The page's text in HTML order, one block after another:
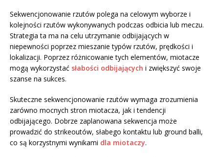
Sekwencjonowanie rzutów polega na celowym wyborze i
kolejności rzutów wykonywanych podczas odbicia lub meczu.
Strategia ta ma na celu utrzymanie odbijających w
niepewności poprzez mieszanie typów rzutów, prędkości i
lokalizacji. Poprzez różnicowanie tych elementów, miotacze
mogą wykorzystać słabości odbijających i zwiększyć swoje
szanse na sukces.
Skuteczne sekwencjonowanie rzutów wymaga zrozumienia
zarówno mocnych stron miotacza, jak i tendencji
odbijającego. Dobrze zaplanowana sekwencja może
prowadzić do strikeoutów, słabego kontaktu lub ground balli,
co są korzystnymi wynikami dla miotaczy.